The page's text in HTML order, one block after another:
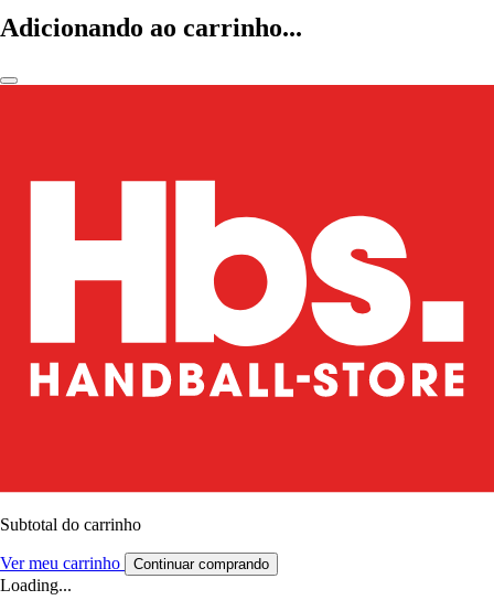
Adicionando ao carrinho...
Subtotal do carrinho
Ver meu carrinho Continuar comprando
Loading...